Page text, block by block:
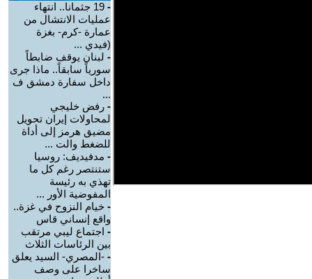
-
19 جثمانا.. انتهاء
عمليات الانتشال من
عمارة -كرم- بغزة
(فيدي ...
- لبنان يوقف ضابطاً
سورياً سابقاً.. ماذا جرى
داخل سفارة دمشق ف
...
- رفض خليجي
لمحاولات إيران تحويل
مضيق هرمز إلى أداة
للضغط والت ...
- مدفيديف: روسيا
ستنتصر رغم كل ما
تهذي به رئيسة
المفوضية الأور ...
- خيام النزوح في غزة..
واقع إنساني قاس
- اجتماع ليبي مرتقب
بين الرئاسات الثلاث
- -المصري- السيد يعلق
ساخرا على وصف